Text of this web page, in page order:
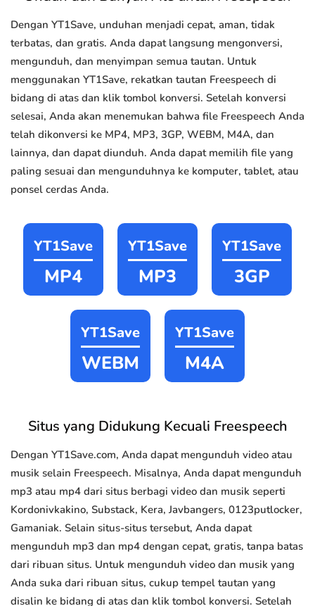
Dengan YT1Save, unduhan menjadi cepat, aman, tidak
terbatas, dan gratis. Anda dapat langsung mengonversi,
mengunduh, dan menyimpan semua tautan. Untuk
menggunakan YT1Save, rekatkan tautan Freespeech di
bidang di atas dan klik tombol konversi. Setelah konversi
selesai, Anda akan menemukan bahwa file Freespeech Anda
telah dikonversi ke MP4, MP3, 3GP, WEBM, M4A, dan
lainnya, dan dapat diunduh. Anda dapat memilih file yang
paling sesuai dan mengunduhnya ke komputer, tablet, atau
ponsel cerdas Anda.
YT1Save
MP4
YT1Save
MP3
YT1Save
3GP
YT1Save
WEBM
YT1Save
M4A
Situs yang Didukung Kecuali Freespeech
Dengan YT1Save.com, Anda dapat mengunduh video atau
musik selain Freespeech. Misalnya, Anda dapat mengunduh
mp3 atau mp4 dari situs berbagi video dan musik seperti
Kordonivkakino, Substack, Kera, Javbangers, 0123putlocker,
Gamaniak. Selain situs-situs tersebut, Anda dapat
mengunduh mp3 dan mp4 dengan cepat, gratis, tanpa batas
dari ribuan situs. Untuk mengunduh video dan musik yang
Anda suka dari ribuan situs, cukup tempel tautan yang
disalin ke bidang di atas dan klik tombol konversi. Setelah